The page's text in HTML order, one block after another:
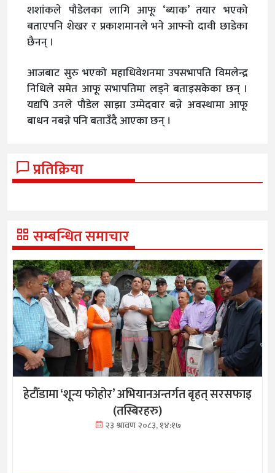
शशांकले पौडेलका लागि आफू ‘ब्याक’ तयार भएको
बताएपनि शेखर र प्रकाशमानले भने आफ्नो दावी छाडेका
छैनन् ।
आजबाट सुरु भएको महाधिवेशनमा उपसभापति विमलेन्द्र
निधिले समेत आफू सभापतिमा लड्ने बताइसकेका छन् ।
यद्यपि उनले पौडेल साझा उम्मेदवार बन्ने अवस्थामा आफू
बाधन नबन्ने पनि बताउँदै आएका छन् ।
प्रतिक्रिया
सम्बन्धित समाचार
हेटौँडामा ‘शून्य फोहोर’ अभियानअन्तर्गत बृहत् सरसफाइ
(तस्बिरहरु)
२३ श्रावण २०८३, १४:१७